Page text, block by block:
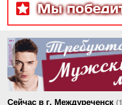
Мы
реклама
Сейчас в г. Междуреченск